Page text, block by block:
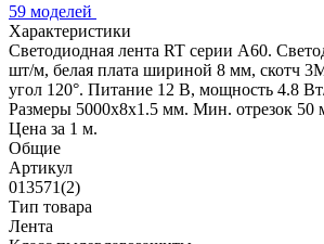
59 моделей
Характеристики
Светодиодная лента RT серии A60.
шт/м, белая плата шириной 8 мм, скотч
угол 120°. Питание 12 В, мощность 4.8
Размеры 5000x8x1.5 мм. Мин. отрезок 50
Цена за 1 м.
Общие
Артикул
013571(2)
Тип товара
Лента